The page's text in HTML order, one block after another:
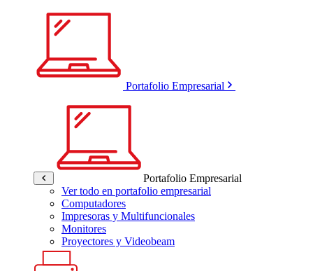
Portafolio Empresarial
Portafolio Empresarial
Ver todo en portafolio empresarial
Computadores
Impresoras y Multifuncionales
Monitores
Proyectores y Videobeam